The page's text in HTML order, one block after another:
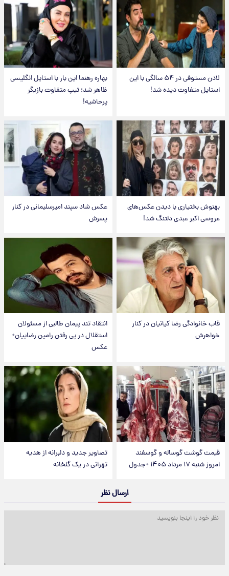
لادن مستوفی در ۵۴ سالگی با این
استایل متفاوت دیده شد!
بهاره رهنما این بار با استایل انگلیسی
ظاهر شد؛ تیپ متفاوت بازیگر
پرحاشیه!
بهنوش بختیاری با دیدن عکس‌های
عروسی اکبر عبدی دلتنگ شد!
عکس شاد سپند امیرسلیمانی در کنار
پسرش
قاب خانوادگی رضا کیانیان در کنار
خواهرش
انتقاد تند پیمان طالبی از مسئولان
استقلال در پی رفتن رامین رضاییان+
عکس
قیمت گوشت گوساله و گوسفند
امروز شنبه ۱۷ مرداد ۱۴۰۵ +جدول
تصاویر جدید و دلبرانه از هدیه
تهرانی در یک گلخانه
ارسال نظر